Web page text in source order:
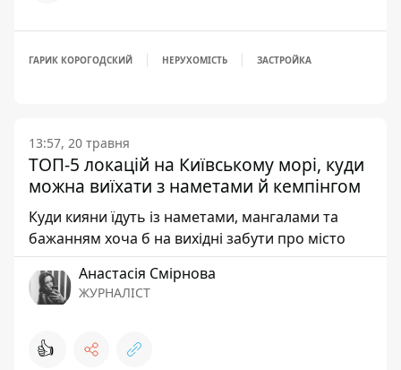
ГАРИК КОРОГОДСКИЙ НЕРУХОМІСТЬ ЗАСТРОЙКА
13:57, 20 травня
ТОП-5 локацій на Київському морі, куди
можна виїхати з наметами й кемпінгом
Куди кияни їдуть із наметами, мангалами та
бажанням хоча б на вихідні забути про місто
Анастасія Смірнова
ЖУРНАЛІСТ
👍